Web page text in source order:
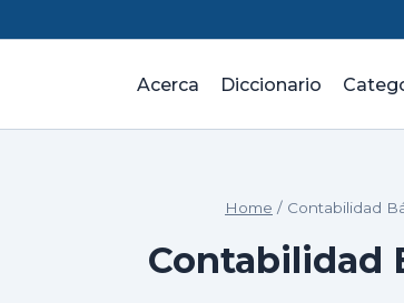
Acerca Diccionario
Home / Contabilidad
Contabilidad